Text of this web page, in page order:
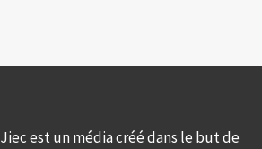
Jiec est un média créé dans le but de